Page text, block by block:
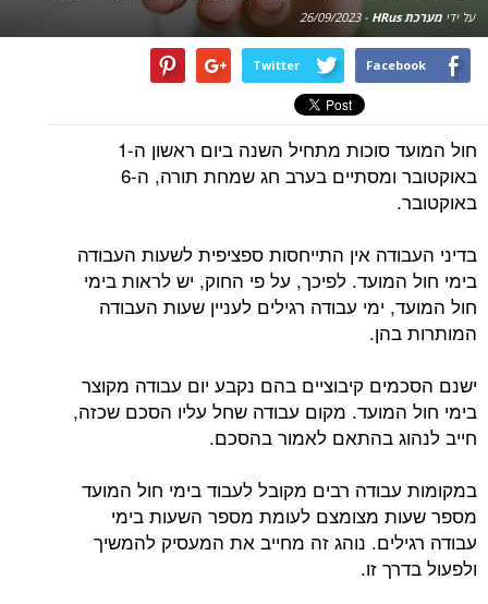
על ידי מערכת HRus -
26/09/2023
Facebook
Twitter
חול המועד סוכות מתחיל השנה ביום ראשון ה-1
באוקטובר ומסתיים בערב חג שמחת תורה, ה-6
באוקטובר.
בדיני העבודה אין התייחסות ספציפית לשעות העבודה
בימי חול המועד. לפיכך, על פי החוק, יש לראות בימי
חול המועד, ימי עבודה רגילים לעניין שעות העבודה
המותרות בהן.
ישנם הסכמים קיבוציים בהם נקבע יום עבודה מקוצר
בימי חול המועד. מקום עבודה שחל עליו הסכם שכזה,
חייב לנהוג בהתאם לאמור בהסכם.
במקומות עבודה רבים מקובל לעבוד בימי חול המועד
מספר שעות מצומצם לעומת מספר השעות בימי
עבודה רגילים. נוהג זה מחייב את המעסיק להמשיך
ולפעול בדרך זו.